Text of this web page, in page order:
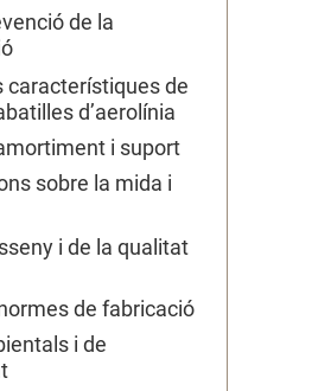
de la
característiques de
d’aerolínia
i suport
sobre la mida i
i de la qualitat
de fabricació
i de